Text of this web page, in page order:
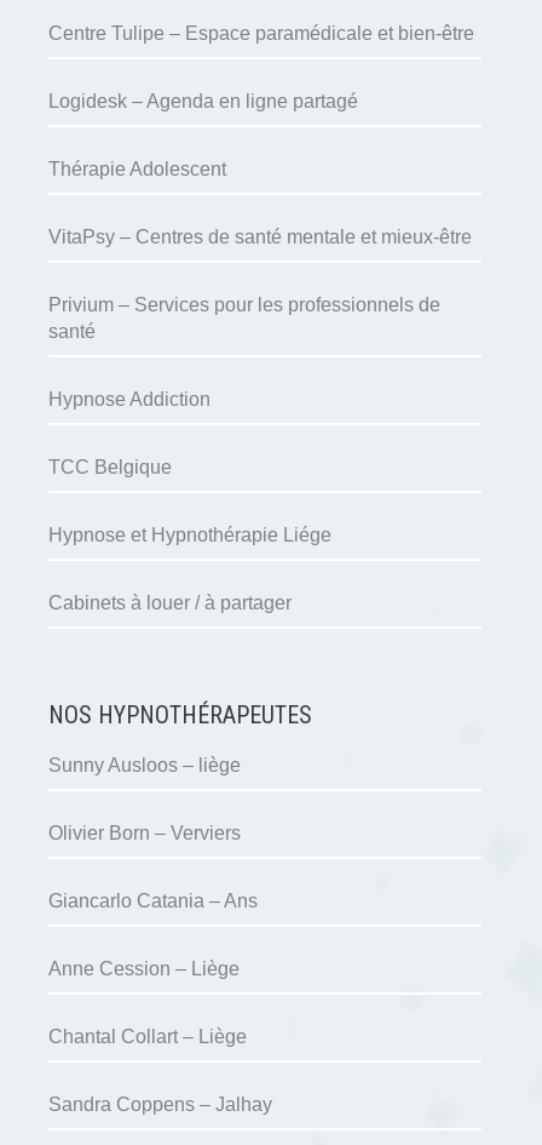
Centre Tulipe – Espace paramédicale et bien-être
Logidesk – Agenda en ligne partagé
Thérapie Adolescent
VitaPsy – Centres de santé mentale et mieux-être
Privium – Services pour les professionnels de
santé
Hypnose Addiction
TCC Belgique
Hypnose et Hypnothérapie Liége
Cabinets à louer / à partager
NOS HYPNOTHÉRAPEUTES
Sunny Ausloos – liège
Olivier Born – Verviers
Giancarlo Catania – Ans
Anne Cession – Liège
Chantal Collart – Liège
Sandra Coppens – Jalhay